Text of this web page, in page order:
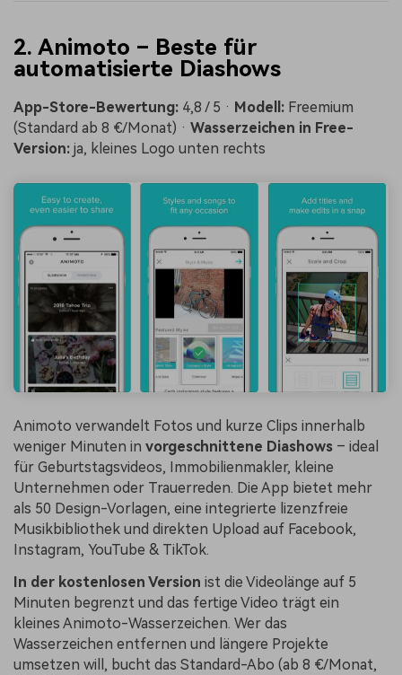
2. Animoto – Beste für
automatisierte Diashows
App-Store-Bewertung: 4,8 / 5 · Modell: Freemium
(Standard ab 8 €/Monat) · Wasserzeichen in Free-
Version: ja, kleines Logo unten rechts
Animoto verwandelt Fotos und kurze Clips innerhalb
weniger Minuten in vorgeschnittene Diashows – ideal
für Geburtstagsvideos, Immobilienmakler, kleine
Unternehmen oder Trauerreden. Die App bietet mehr
als 50 Design-Vorlagen, eine integrierte lizenzfreie
Musikbibliothek und direkten Upload auf Facebook,
Instagram, YouTube & TikTok.
In der kostenlosen Version ist die Videolänge auf 5
Minuten begrenzt und das fertige Video trägt ein
kleines Animoto-Wasserzeichen. Wer das
Wasserzeichen entfernen und längere Projekte
umsetzen will, bucht das Standard-Abo (ab 8 €/Monat,